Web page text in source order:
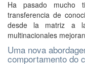
Ha pasado mucho
transferencia de
desde la matriz a
multinacionales
Uma nova
comportamento do